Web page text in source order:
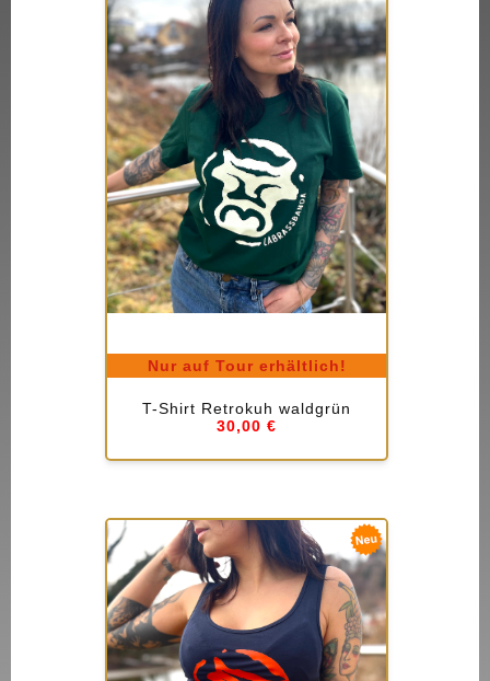
T-Shirt Retrokuh waldgrün
30,00 €
Nur auf Tour erhältlich!